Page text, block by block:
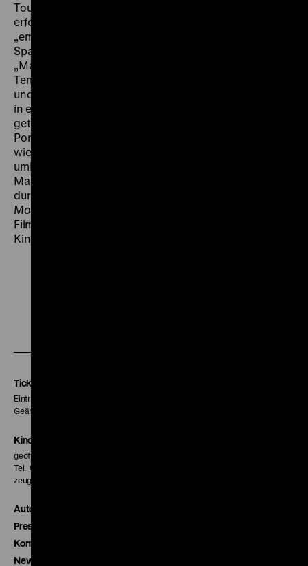
Tourneur, der vorher viele Jahre in Hollywood
erfolgreich gewesen war. Er beweist hier nicht nur ein
„eminent malerisches Auge“, sondern auch Sinn für
Spannung und Dramaturgie, bemerkte Hans Sahl:
„Maurice Tourneur ist ein Künstler und ein
Temperament. Er hat die Atmosphäre der Hafenviertel
und Kaschemmen, der Kajüten- und Achterdeckprofile
in einer Reihe von Bildern gestaltet, deren wundervoll
getöntes, abschattiertes Helldunkel an die
Porträtkunst französischer Meister erinnert. (…) Immer
wieder grölende, saufende, dämonisch
umherschwankende Komparsen, immer wieder
Marlene Dietrich, (...) herrlich anzusehen, auf der Flucht
durch ein Labyrinth von Falltüren und Bullaugen!“ (
Montag Morgen
Filmkopie aus der Sammlung der Deutschen
Kinemathek.
Tickets
Eintritt 5 €
Geänderte Preise sind im Programm vermerkt.
Kinokasse
geöffnet 30 Minuten vor Beginn der ersten Vorstellung
Tel. + 49 30 20304-770
zeughauskino@dhm.de
Autor*innen
Presse
Kontakt
Newsletter